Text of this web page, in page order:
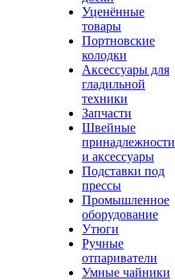
Уценённые
товары
Портновские
колодки
Аксессуары для
гладильной
техники
Запчасти
Швейные
принадлежности
и аксессуары
Подставки под
прессы
Промышленное
оборудование
Утюги
Ручные
отпариватели
Умные чайники